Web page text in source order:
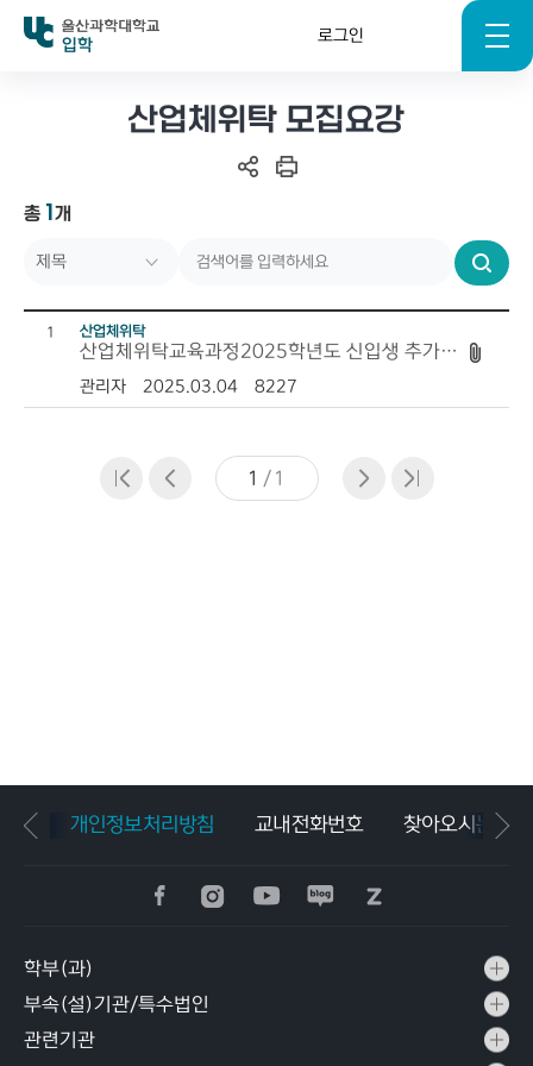
로그인
입학
산업체위탁 모집요강
총 1 개
검
색
구분
작성일자
1 산업체위탁
산업체위탁교육과정2025학년도 신입생 추가 모집요강
관리자 2025.03.04 8227
1 / 1
개인정보처리방침 교내전화번호 찾아오시는길
학부(과)
부속(설)기관/특수법인
관련기관